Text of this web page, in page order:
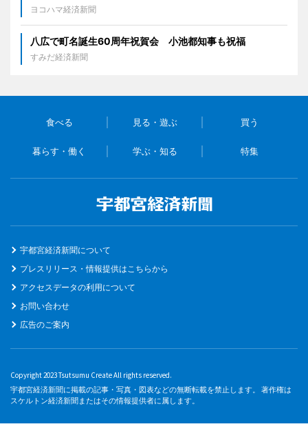
ヨコハマ経済新聞
八広で町名誕生60周年祝賀会 小池都知事も祝福
すみだ経済新聞
食べる 見る・遊ぶ 買う
暮らす・働く 学ぶ・知る 特集
宇都宮経済新聞について
プレスリリース・情報提供はこちらから
アクセスデータの利用について
お問い合わせ
広告のご案内
Copyright 2023 Tsutsumu Create All rights reserved.
宇都宮経済新聞に掲載の記事・写真・図表などの無断転載を禁止します。 著作権は
スケルトン経済新聞またはその情報提供者に属します。